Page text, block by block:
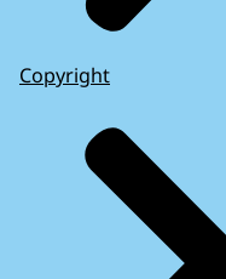
Copyright